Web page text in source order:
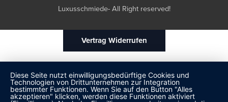
Luxusschmiede- All Right reserved!
Vertrag Widerrufen
Diese Seite nutzt einwilligungsbedürftige Cookies und
Technologien von Drittunternehmen zur Integration
bestimmter Funktionen. Wenn Sie auf den Button "Alles
akzeptieren" klicken, werden diese Funktionen aktiviert